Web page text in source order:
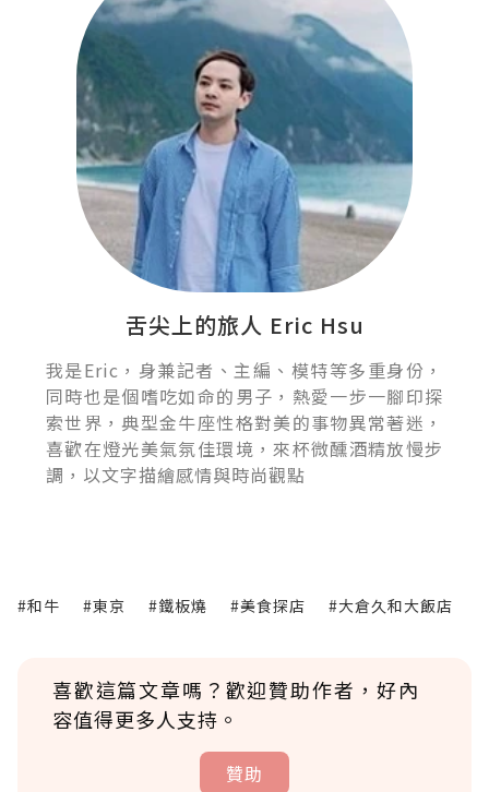
舌尖上的旅人 Eric Hsu
我是Eric，身兼記者、主編、模特等多重身份，
同時也是個嗜吃如命的男子，熱愛一步一腳印探
索世界，典型金牛座性格對美的事物異常著迷，
喜歡在燈光美氣氛佳環境，來杯微醺酒精放慢步
調，以文字描繪感情與時尚觀點
#和牛 #東京 #鐵板燒 #美食探店 #大倉久和大飯店
喜歡這篇文章嗎？歡迎贊助作者，好內
容值得更多人支持。
贊助